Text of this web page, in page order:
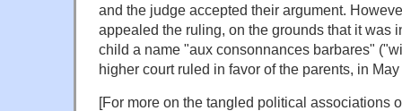
and the judge accepted their argument.
appealed the ruling, on the grounds that it was
child a name "aux consonnances barbares"
higher court ruled in favor of the parents, in
[For more on the tangled political associations